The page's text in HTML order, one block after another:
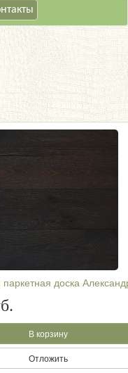
доска
В корзину
Отложить